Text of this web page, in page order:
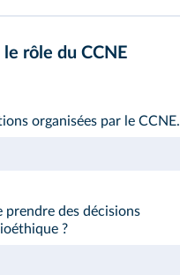
rôle du CCNE
organisées par le CCNE.
prendre des décisions
?